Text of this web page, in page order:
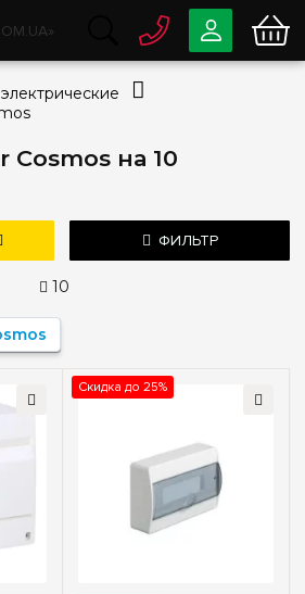
на 10
ФИЛЬТР
10
новые поступления
Скидка до 25%
0 800 33-63-07
044334-79-78